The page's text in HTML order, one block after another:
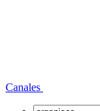
Canales